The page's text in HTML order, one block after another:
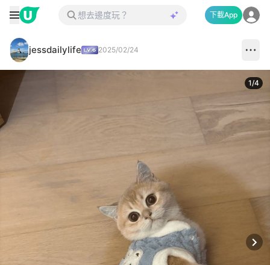
下載App
jessdailylife 2025/02/24
1/4